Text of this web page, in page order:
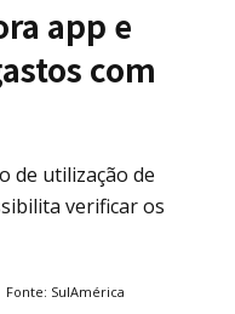
app e
com
de utilização de
verificar os
Fonte: SulAmérica